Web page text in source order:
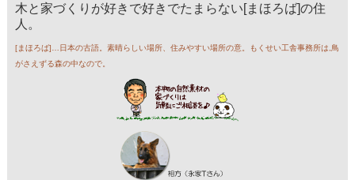
木と家づくりが好きで好きでたまらない[まほろば]の住
人。
[まほろば]…日本の古語。素晴らしい場所、住みやすい場所の意。もくせい工舎事務所は,鳥
がさえずる森の中なので。